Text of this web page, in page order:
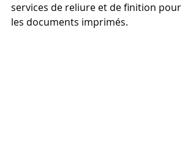
services de reliure et de finition pour
les documents imprimés.